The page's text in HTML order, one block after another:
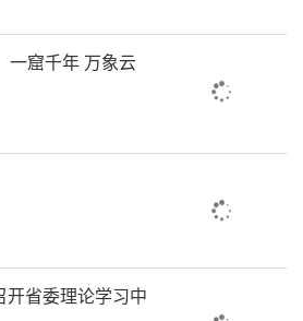
一窟千年 万象云
省委理论学习中